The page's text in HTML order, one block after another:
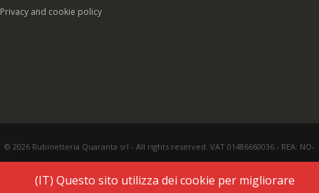
Privacy and cookie policy
© 2026 Rubinetteria Quaranta srl - All rights reserved. VAT 01486660036 - REA: NO-
(IT) Questo sito utilizza dei cookie per migliorare